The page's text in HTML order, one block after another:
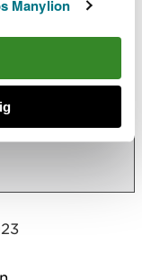
Manylion
morol
asesiad o'r